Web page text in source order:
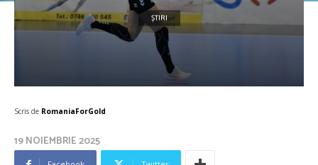
ȘTIRI
Scris de RomaniaForGold
19 NOIEMBRIE 2025